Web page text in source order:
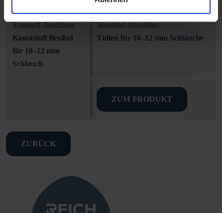
Standard-Anschluss
Kunststoff flexibel
für 10–12 mm
Schlauch
Standard-Anschluss
Tüllen für 10–12 mm Schläuche
ZUM PRODUKT
ZURÜCK